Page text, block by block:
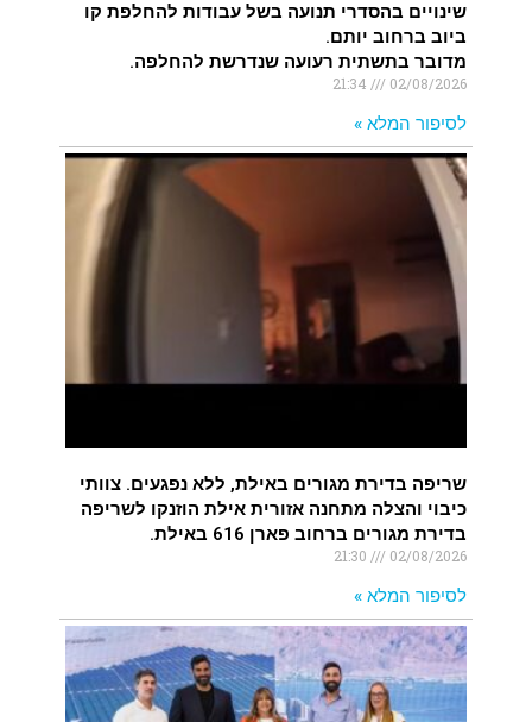
שינויים בהסדרי תנועה בשל עבודות להחלפת קו
ביוב ברחוב יותם.
מדובר בתשתית רעועה שנדרשת להחלפה.
02/08/2026
לסיפור המלא »
שריפה בדירת מגורים באילת, ללא נפגעים. צוותי
כיבוי והצלה מתחנה אזורית אילת הוזנקו לשריפה
בדירת מגורים ברחוב פארן 616 באילת.
02/08/2026
לסיפור המלא »